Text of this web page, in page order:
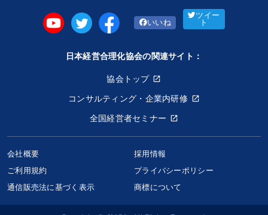
いいね
ツイー
ト
日本経営合理化協会の関連サイト：
協会トップ
コンサルティング・企業内研修
全国経営者セミナー
会社概要
採用情報
ご利用規約
プライバシーポリシー
通信販売法に基づく表示
商標について